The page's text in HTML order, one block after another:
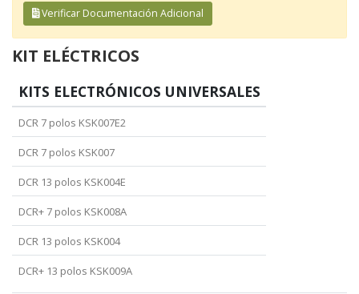
Verificar Documentación Adicional
KIT ELÉCTRICOS
KITS ELECTRÓNICOS UNIVERSALES
DCR 7 polos KSK007E2
DCR 7 polos KSK007
DCR 13 polos KSK004E
DCR+ 7 polos KSK008A
DCR 13 polos KSK004
DCR+ 13 polos KSK009A